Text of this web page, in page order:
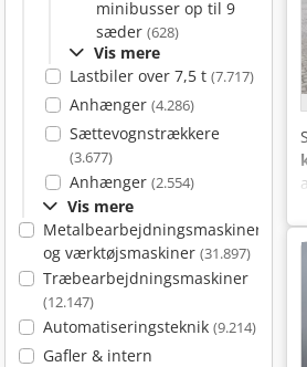
minibusser op til 9
sæder (628)
Vis mere
Lastbiler over 7,5 t (7.717)
Anhænger (4.286)
Sættevognstrækkere
(3.677)
Anhænger (2.554)
Vis mere
Metalbearbejdningsmaskiner
og værktøjsmaskiner (31.897)
Træbearbejdningsmaskiner
(12.147)
Automatiseringsteknik (9.214)
Gafler & intern